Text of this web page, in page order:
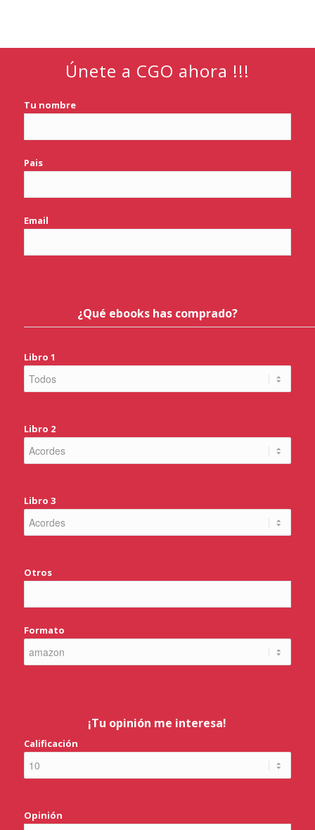
Únete a CGO ahora !!!
Tu nombre
Pais
Email
¿Qué ebooks has comprado?
Libro 1
Libro 2
Libro 3
Otros
Formato
¡Tu opinión me interesa!
Calificación
Opinión